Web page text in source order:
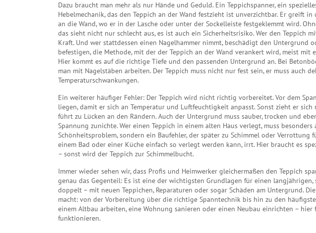
Dazu braucht man mehr als nur Hände und Geduld. Ein Teppichspanner,ein
Hebelmechanik, das den Teppich an der Wand festzieht ist unverzichtbar. Er greift in
an die Wand, wo er in der Lasche oder unter der Sockelleiste festgeklemmt wird.
das sieht nicht nur schlecht aus, es ist auch ein Sicherheitsrisiko. Wer den Teppich
Kraft. Und wer stattdessen einen Nagelhammer nimmt, beschädigt den Untergrund
befestigen,die Methode, mit der der Teppich an der Wand verankert wird, meist mit
Hier kommt es auf die richtige Tiefe und den passenden Untergrund an. Bei
man mit Nagelstäben arbeiten. Der Teppich muss nicht nur fest sein, er muss auch
Temperaturschwankungen.
Ein weiterer häufiger Fehler: Der Teppich wird nicht richtig vorbereitet. Vor dem
liegen, damit er sich an Temperatur und Luftfeuchtigkeit anpasst. Sonst zieht er sich
führt zu Lücken an den Rändern. Auch der Untergrund muss sauber, trocken und
Spannung zunichte. Wer einen Teppich in einem alten Haus verlegt, muss
Schönheitsproblem, sondern ein Baufehler, der später zu Schimmel oder Verrottung
einem Bad oder einer Küche einfach so verlegt werden kann, irrt. Hier braucht es
– sonst wird der Teppich zur Schimmelbucht.
Immer wieder sehen wir, dass Profis und Heimwerker gleichermaßen den Teppich
genau das Gegenteil: Es ist eine der wichtigsten Grundlagen für einen
doppelt – mit neuen Teppichen, Reparaturen oder sogar Schäden am Untergrund.
macht: von der Vorbereitung über die richtige Spanntechnik bis hin zu den
einem Altbau arbeiten, eine Wohnung sanieren oder einen Neubau einrichten –
funktionieren.